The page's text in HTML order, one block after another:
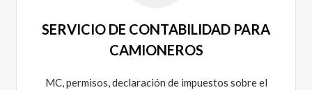
SERVICIO DE CONTABILIDAD PARA
CAMIONEROS
MC, permisos, declaración de impuestos sobre el